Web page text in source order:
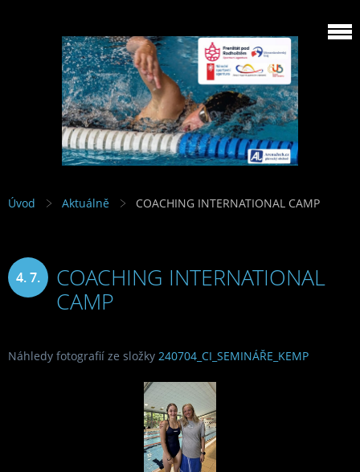
Úvod Aktuálně COACHING INTERNATIONAL CAMP
4. 7.
COACHING INTERNATIONAL
CAMP
Náhledy fotografií ze složky 240704_CI_SEMINÁŘE_KEMP